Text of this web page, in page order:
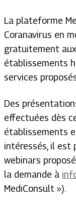
La plateforme
Coranavirus en
gratuitement
établissements
services
Des
effectuées dès
établissements
intéressés, il est
webinars
la demande à
MediConsult »).